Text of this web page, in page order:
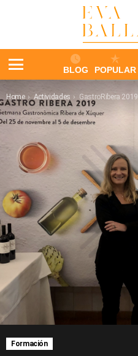
BLOG POPULAR
You are here:
Home Actividades GastroRibera 2019
Formación